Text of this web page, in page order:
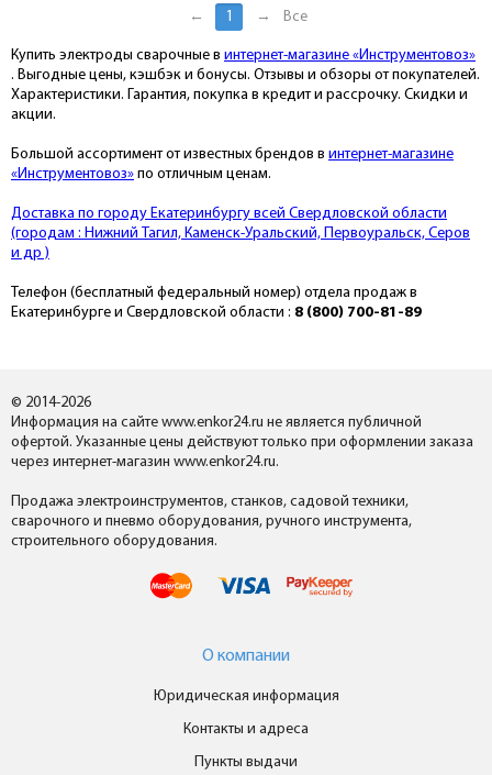
← 1 → Все
Купить электроды сварочные в интернет-магазине «Инструментовоз»
. Выгодные цены, кэшбэк и бонусы. Отзывы и обзоры от покупателей.
Характеристики. Гарантия, покупка в кредит и рассрочку. Скидки и
акции.
Большой ассортимент от известных брендов в интернет-магазине
«Инструментовоз» по отличным ценам.
Доставка по городу Екатеринбургу всей Свердловской области
(городам : Нижний Тагил, Каменск-Уральский, Первоуральск, Серов
и др )
Телефон (бесплатный федеральный номер) отдела продаж в
Екатеринбурге и Свердловской области : 8 (800) 700-81-89
© 2014-2026
Информация на сайте www.enkor24.ru не является публичной
офертой. Указанные цены действуют только при оформлении заказа
через интернет-магазин www.enkor24.ru.
Продажа электроинструментов, станков, садовой техники,
сварочного и пневмо оборудования, ручного инструмента,
строительного оборудования.
О компании
Юридическая информация
Контакты и адреса
Пункты выдачи